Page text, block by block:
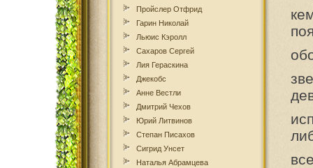
Пройслер Отфрид
Гарин Николай
Льюис Кэролл
Сахаров Сергей
Лия Гераскина
Джекобс
Анне Вестли
Дмитрий Чехов
Юрий Литвинов
Степан Писахов
Сигрид Унсет
Наталья Абрамцева